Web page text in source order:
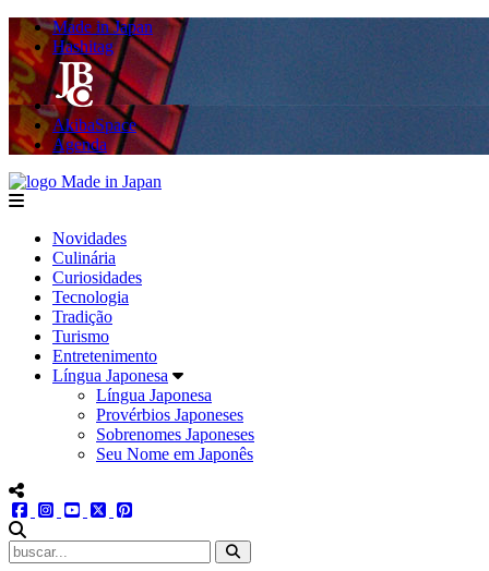
Made in Japan
Hashitag
AkibaSpace
Agenda
menu
Novidades
Culinária
Curiosidades
Tecnologia
Tradição
Turismo
Entretenimento
Língua Japonesa
Língua Japonesa
Provérbios Japoneses
Sobrenomes Japoneses
Seu Nome em Japonês
menu redes social
facebookinstagram
youtube
twitter